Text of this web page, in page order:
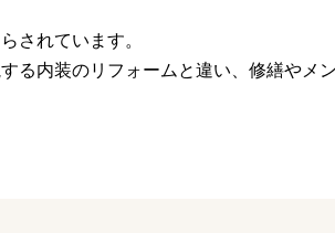
されています。
る内装のリフォームと違い、修繕やメ